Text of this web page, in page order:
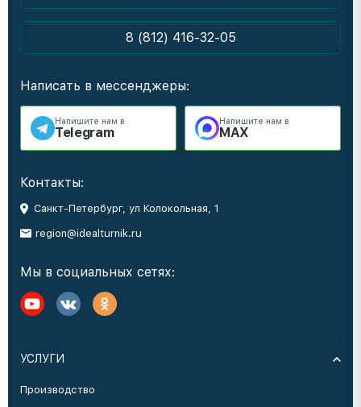
8 (812) 416-32-05
Написать в мессенджеры:
Напишите нам в
Telegram
Напишите нам в
MAX
Контакты:
Санкт-Петербург, ул Колокольная, 1
region@idealturnik.ru
Мы в социальных сетях:
УСЛУГИ
Производство